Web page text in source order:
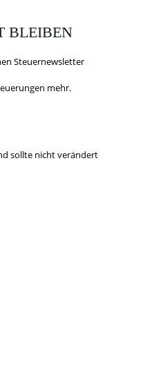
BLEIBEN
Steuernewsletter
mehr.
sollte nicht verändert